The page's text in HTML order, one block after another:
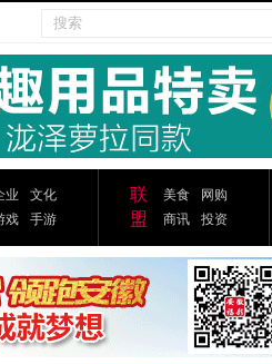
业
文化
戏
手游
联
盟
美食
网购
商讯
投资